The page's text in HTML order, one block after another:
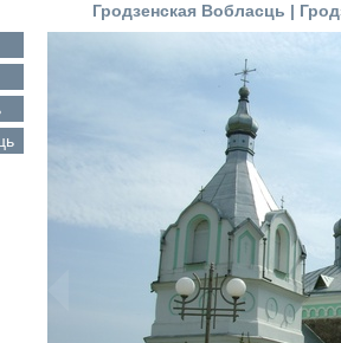
Гродзенская Вобласць |